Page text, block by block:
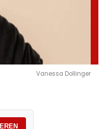
Vanessa Dollinger